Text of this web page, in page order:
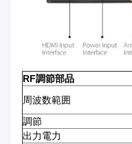
RF調節部品
周波数範囲
調節
出力電力